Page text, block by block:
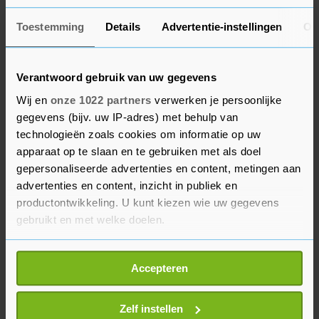
Toestemming Details Advertentie-instellingen
Verantwoord gebruik van uw gegevens
Wij en onze 1022 partners verwerken je persoonlijke
gegevens (bijv. uw IP-adres) met behulp van
technologieën zoals cookies om informatie op uw
apparaat op te slaan en te gebruiken met als doel
gepersonaliseerde advertenties en content, metingen aan
advertenties en content, inzicht in publiek en
productontwikkeling. U kunt kiezen wie uw gegevens
gebruikt en met welke doelen.
Als u het toestaat, willen we ook graag:
Informatie verzamelen over uw geografische
locatie, die tot een paar meter nauwkeurig kan zijn
Uw apparaat identificeren door het actief te
Accepteren
Zelf instellen
lessen hebben getrokken en niet voorbereid
waren."
GGD GHOR Nederland heeft vorig jaar meerdere
keren gevraagd om extra geld. "Tot op de dag
van vandaag is er eigenlijk zelfs bezuinigd. We
hadden moeite om op te schalen. We kunnen het
ons niet permitteren afhankelijk te zijn van het
improvisatievermogen van individuele GGD'en",
aldus Rouvoet. In het regeerakkoord van de
nieuwe coalitie ziet hij wel wat plannen, "maar
het gaat om te weinig geld en daar moet
bovendien te veel van betaald worden. Als je het
allemaal uit hetzelfde kleine potje moet halen,
weet je zeker dat je tekortschiet."